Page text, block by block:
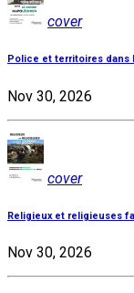
cover
Police et territoires dans
Nov 30, 2026
cover
Religieux et religieuses
Nov 30, 2026